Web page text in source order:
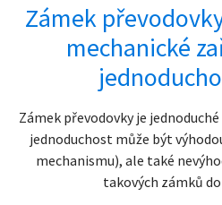
Zámek
mechanické
Zámek převodovky je
jednoduchost může být
mechanismu), ale také
takových zámků